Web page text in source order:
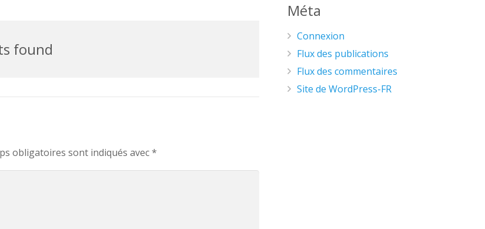
found
obligatoires sont indiqués avec*
Méta
Connexion
Flux des publications
Flux des commentaires
Site de WordPress-FR